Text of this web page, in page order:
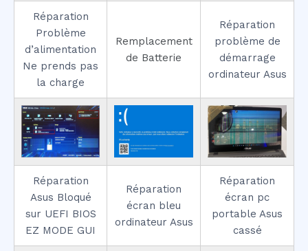
Réparation
Problème
d’alimentation
Ne prends pas
la charge
Remplacement
de Batterie
Réparation
problème de
démarrage
ordinateur Asus
Réparation
Asus Bloqué
sur UEFI BIOS
EZ MODE GUI
Réparation
écran bleu
ordinateur Asus
Réparation
écran pc
portable Asus
cassé